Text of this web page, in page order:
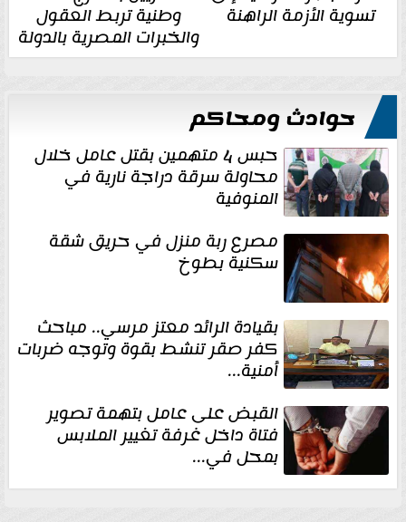
تسوية الأزمة الراهنة وطنية تربط العقول
والخبرات المصرية بالدولة
حوادث ومحاكم
حبس 4 متهمين بقتل عامل خلال
محاولة سرقة دراجة نارية في
المنوفية
مصرع ربة منزل في حريق شقة
سكنية بطوخ
بقيادة الرائد معتز مرسي.. مباحث
كفر صقر تنشط بقوة وتوجه ضربات
أمنية...
القبض على عامل بتهمة تصوير
فتاة داخل غرفة تغيير الملابس
بمحل في...